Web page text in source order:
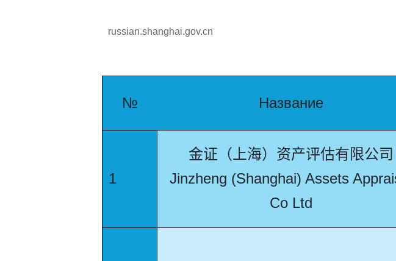
russian.shanghai.gov.cn
№ Название
1
金证（上海）资产评估有限公司
Jinzheng (Shanghai) Assets
Co Ltd